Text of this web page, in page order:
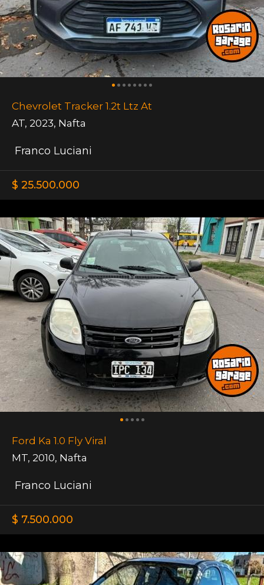
Chevrolet Tracker 1.2t Ltz At
AT, 2023, Nafta
Franco Luciani
$ 25.500.000
Ford Ka 1.0 Fly Viral
MT, 2010, Nafta
Franco Luciani
$ 7.500.000